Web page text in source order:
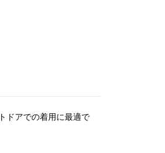
ドアでの着用に最適で